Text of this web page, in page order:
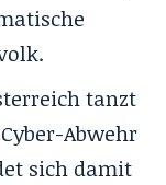
tanzt
Abwehr
sich damit